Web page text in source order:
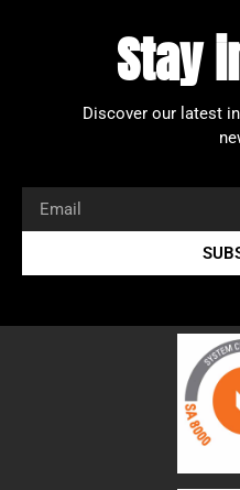
Stay
Discover our latest